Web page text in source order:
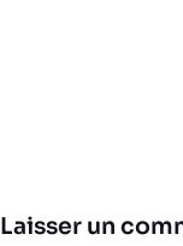
Laisser un